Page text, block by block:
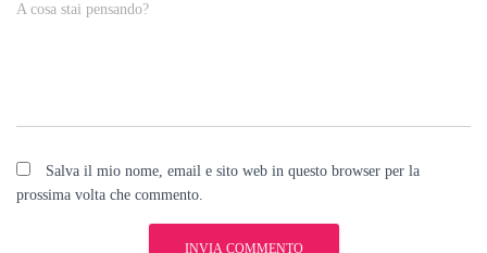
A cosa stai pensando?
Salva il mio nome, email e sito web in questo browser per la
prossima volta che commento.